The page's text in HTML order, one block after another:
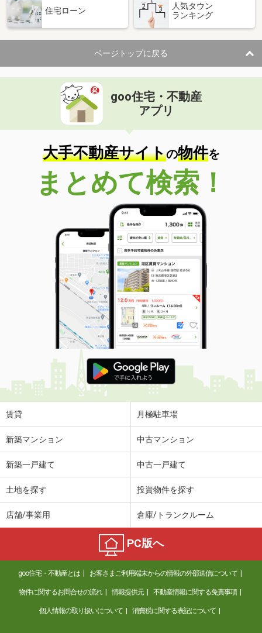
住宅ローン
人気タウン
ランキング
ページトップに戻る
goo住宅・不動産
アプリ
大手不動産サイトの物件を
まとめて検索！
賃貸 月極駐車場
新築マンション 中古マンション
新築一戸建て 中古一戸建て
土地を探す 投資物件を探す
店舗/事業用 倉庫/トランクルーム
PC版へ
goo住宅・不動産とは お客さまご利用端末からの情報の外部送信について
物件に関するお問合せの流れ 情報提供元 不動産情報に関する免責事項
個人情報の取り扱いについて 消費税に関する表記について